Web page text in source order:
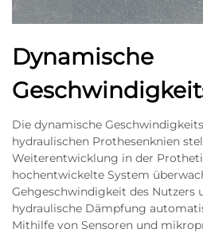
Dynamische
Die dynamische
hydraulischen Prothesenknien
Weiterentwicklung in der
hochentwickelte System
Gehgeschwindigkeit des Nutzers
hydraulische Dämpfung
Mithilfe von Sensoren und